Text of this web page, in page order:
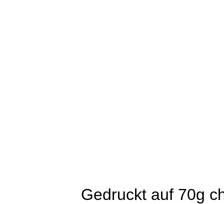
Gedruckt auf 70g